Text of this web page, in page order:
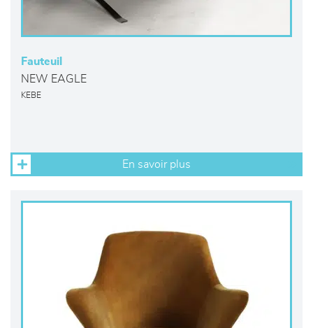
Fauteuil
NEW EAGLE
KEBE
En savoir plus